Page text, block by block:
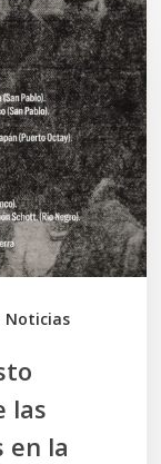
Noticias
las
en la